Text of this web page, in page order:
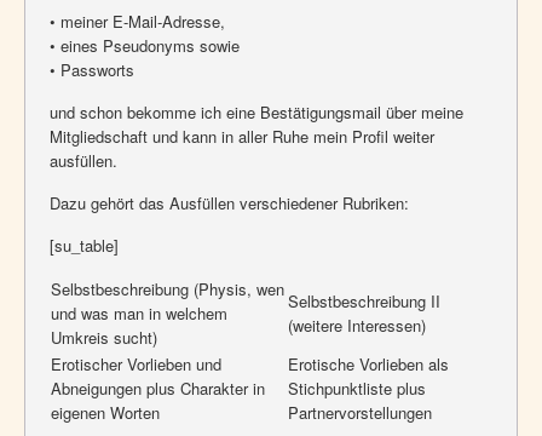
• meiner E-Mail-Adresse,
• eines Pseudonyms sowie
• Passworts
und schon bekomme ich eine Bestätigungsmail über meine
Mitgliedschaft und kann in aller Ruhe mein Profil weiter
ausfüllen.
Dazu gehört das Ausfüllen verschiedener Rubriken:
[su_table]
Selbstbeschreibung (Physis, wen
und was man in welchem
Umkreis sucht)
Selbstbeschreibung II
(weitere Interessen)
Erotischer Vorlieben und
Abneigungen plus Charakter in
eigenen Worten
Erotische Vorlieben als
Stichpunktliste plus
Partnervorstellungen